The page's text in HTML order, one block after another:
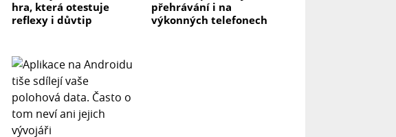
hra, která otestuje
reflexy i důvtip
přehrávání i na
výkonných telefonech